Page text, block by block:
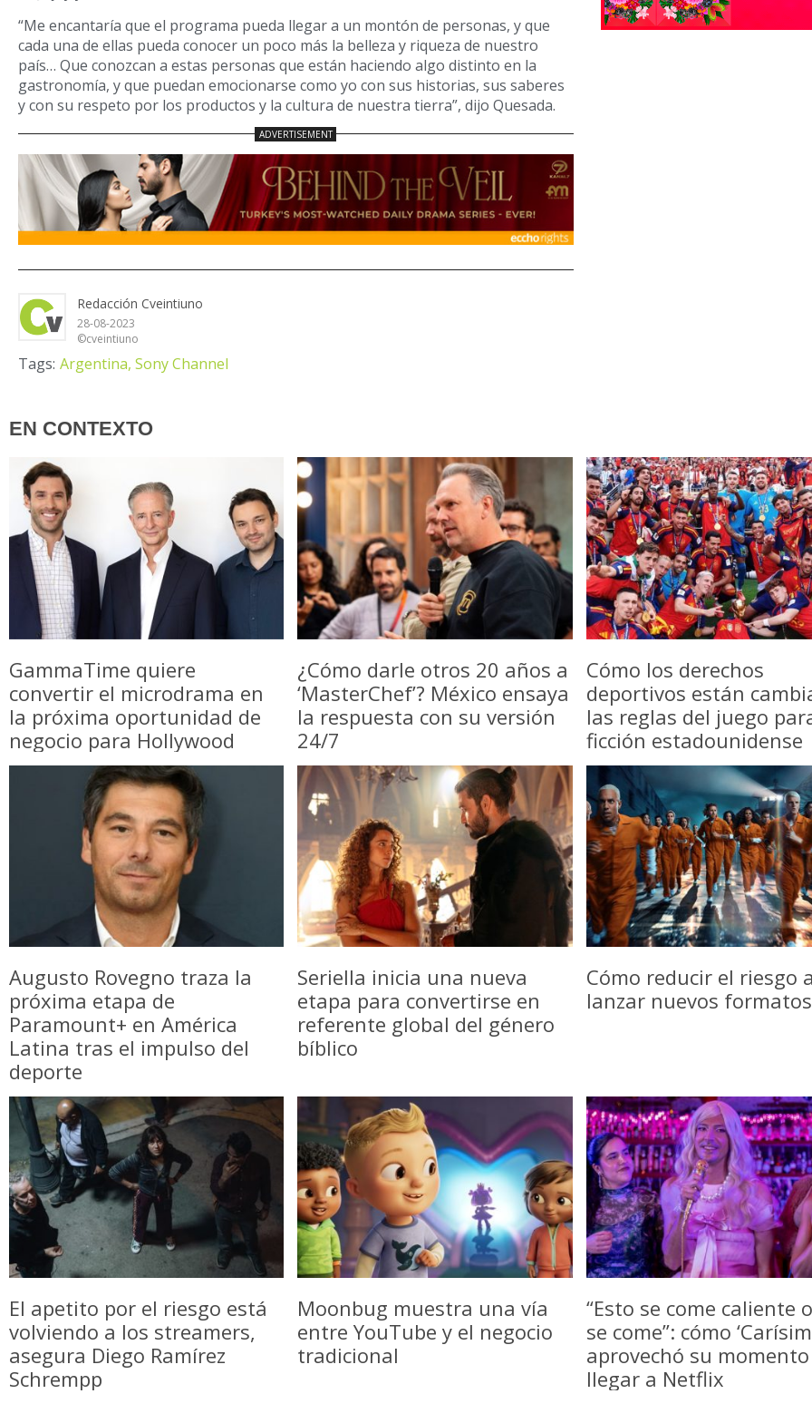
“Me encantaría que el programa pueda llegar a un montón de personas, y que
cada una de ellas pueda conocer un poco más la belleza y riqueza de nuestro
país… Que conozcan a estas personas que están haciendo algo distinto en la
gastronomía, y que puedan emocionarse como yo con sus historias, sus saberes
y con su respeto por los productos y la cultura de nuestra tierra”, dijo Quesada.
Redacción Cveintiuno
28-08-2023
©cveintiuno
Tags: Argentina, Sony Channel
EN CONTEXTO
GammaTime quiere
convertir el microdrama en
la próxima oportunidad de
negocio para Hollywood
¿Cómo darle otros 20 años a
‘MasterChef’? México ensaya
la respuesta con su versión
24/7
Cómo los derechos
deportivos están
las reglas del juego
ficción estadounidense
Augusto Rovegno traza la
próxima etapa de
Paramount+ en América
Latina tras el impulso del
deporte
Seriella inicia una nueva
etapa para convertirse en
referente global del género
bíblico
Cómo reducir el riesgo
lanzar nuevos formatos
El apetito por el riesgo está
volviendo a los streamers,
asegura Diego Ramírez
Schrempp
Moonbug muestra una vía
entre YouTube y el negocio
tradicional
“Esto se come caliente
se come”: cómo
aprovechó su
llegar a Netflix